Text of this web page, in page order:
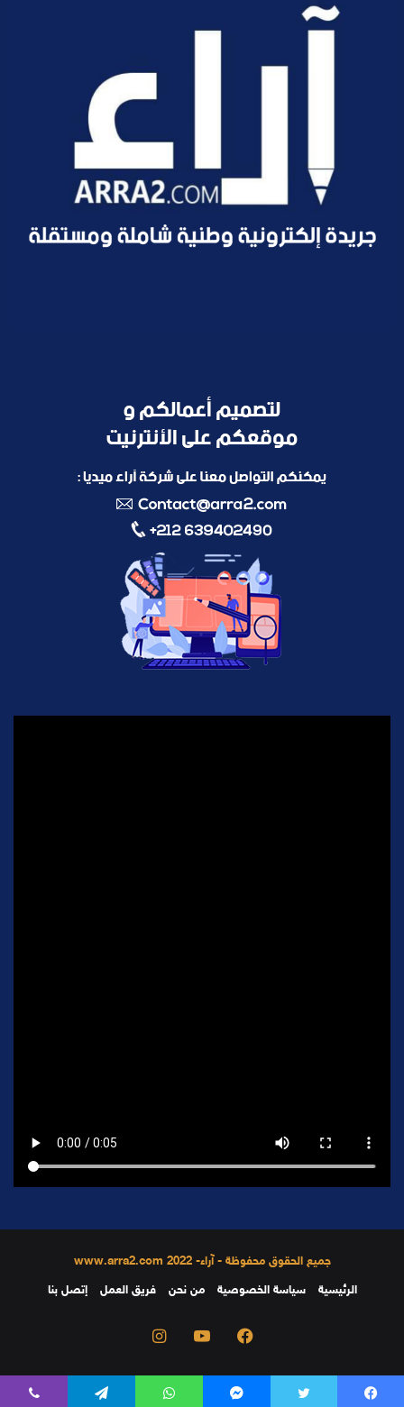
جميع الحقوق محفوظة - آراء- 2022 www.arra2.com
الرئيسية
سياسة الخصوصية من نحن فريق العمل إتصل بنا
فيسبوك يوتيوب